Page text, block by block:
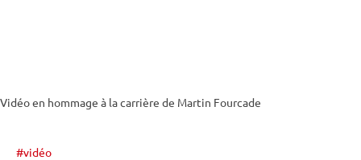
Vidéo en hommage à la carrière de Martin Fourcade
vidéo